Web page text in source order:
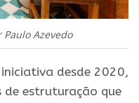
Azevedo
desde 2020,
estruturação que